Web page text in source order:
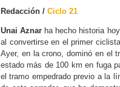
Redacción / Ciclo 21
Unai Aznar ha hecho historia
al convertirse en el primer
Ayer, en la crono, dominó en el
estado más de 100 km en fuga
el tramo empedrado previo a la